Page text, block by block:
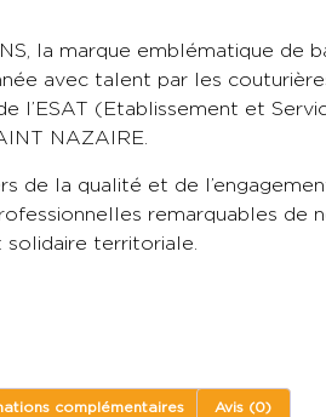
la marque emblématique de
avec talent par les
l’ESAT (Etablissement et
NAZAIRE.
de la qualité et de
remarquables de
territoriale.
complémentaires Avis (0)